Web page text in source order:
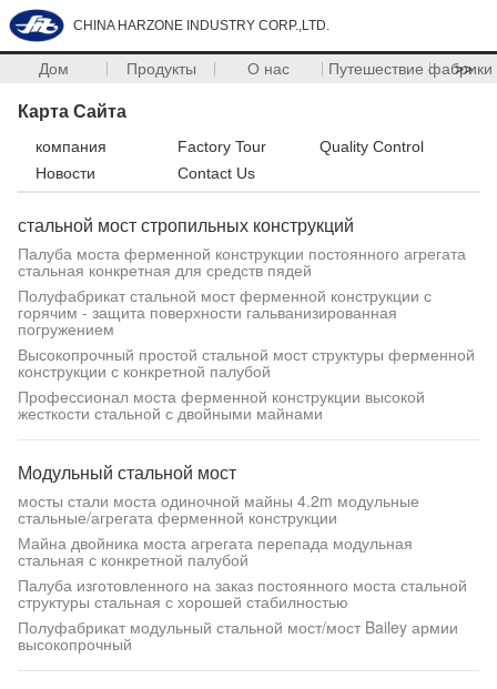
CHINA HARZONE INDUSTRY CORP.,LTD.
Дом Продукты О нас Путешествие фабрики
>>
Карта Сайта
компания Factory Tour
Quality Control
Новости
Contact Us
стальной мост стропильных конструкций
Палуба моста ферменной конструкции постоянного агрегата
стальная конкретная для средств пядей
Полуфабрикат стальной мост ферменной конструкции с
горячим - защита поверхности гальванизированная
погружением
Высокопрочный простой стальной мост структуры ферменной
конструкции с конкретной палубой
Профессионал моста ферменной конструкции высокой
жесткости стальной с двойными майнами
Модульный стальной мост
мосты стали моста одиночной майны 4.2m модульные
стальные/агрегата ферменной конструкции
Майна двойника моста агрегата перепада модульная
стальная с конкретной палубой
Палуба изготовленного на заказ постоянного моста стальной
структуры стальная с хорошей стабилностью
Полуфабрикат модульный стальной мост/мост Bailey армии
высокопрочный